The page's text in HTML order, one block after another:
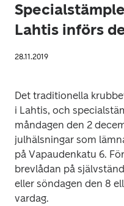
Lahtis införs
28.11.2019
Det traditionella
i Lahtis, och
måndagen den 2
julhälsningar som
på Vapaudenkatu 6.
brevlådan på
eller söndagen den 8
vardag.